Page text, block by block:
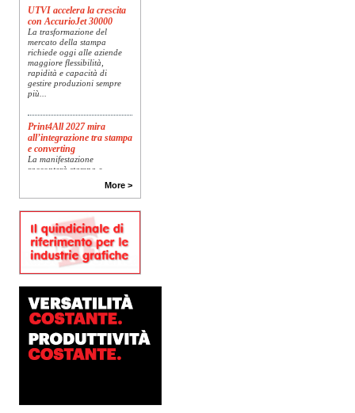
UTVI accelera la crescita
con AccurioJet 30000
La trasformazione del
mercato della stampa
richiede oggi alle aziende
maggiore flessibilità,
rapidità e capacità di
gestire produzioni sempre
più...
Print4All 2027 mira
all’integrazione tra stampa
e converting
La manifestazione
racconterà stampa e
package printing alle
applicazioni industriali, fino
Platinum Technologies
presenta SIGNATURE
Flatbed
approfondita delle reali
esigenze produttive del
mercato, Platinum
Technologies, centro
europeo di ricerca e...
More >